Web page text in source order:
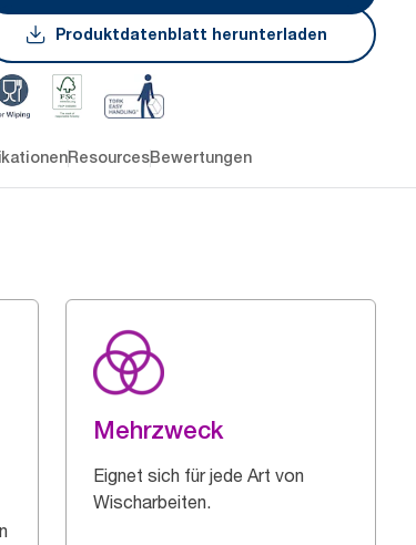
Produktdatenblatt herunterladen
ResourcesBewertungen
Mehrzweck
Eignet sich für jede Art von
Wischarbeiten.